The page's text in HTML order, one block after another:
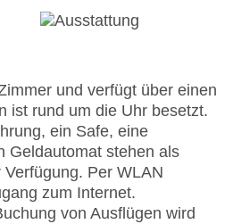
und verfügt über einen
ist rund um die Uhr besetzt.
ein Safe, eine
Geldautomat stehen als
Per WLAN
zum Internet.
von Ausflügen wird